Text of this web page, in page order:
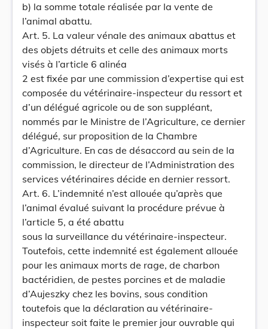
b) la somme totale réalisée par la vente de
l’animal abattu.
Art. 5. La valeur vénale des animaux abattus et
des objets détruits et celle des animaux morts
visés à l’article 6 alinéa
2 est fixée par une commission d’expertise qui est
composée du vétérinaire-inspecteur du ressort et
d’un délégué agricole ou de son suppléant,
nommés par le Ministre de l’Agriculture, ce dernier
délégué, sur proposition de la Chambre
d’Agriculture. En cas de désaccord au sein de la
commission, le directeur de l’Administration des
services vétérinaires décide en dernier ressort.
Art. 6. L’indemnité n’est allouée qu’après que
l’animal évalué suivant la procédure prévue à
l’article 5, a été abattu
sous la surveillance du vétérinaire-inspecteur.
Toutefois, cette indemnité est également allouée
pour les animaux morts de rage, de charbon
bactéridien, de pestes porcines et de maladie
d’Aujeszky chez les bovins, sous condition
toutefois que la déclaration au vétérinaire-
inspecteur soit faite le premier jour ouvrable qui